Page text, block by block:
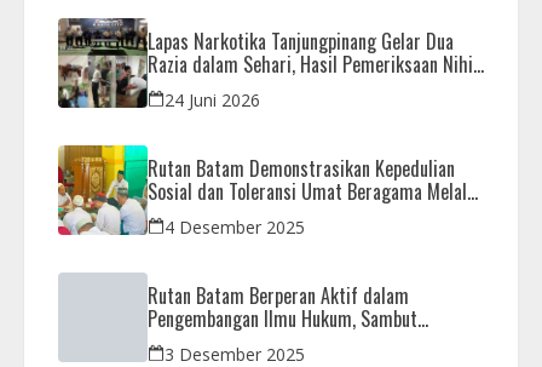
Lapas Narkotika Tanjungpinang Gelar Dua
Razia dalam Sehari, Hasil Pemeriksaan Nihil
Barang Terlarang
24 Juni 2026
Rutan Batam Demonstrasikan Kepedulian
Sosial dan Toleransi Umat Beragama Melalui
Doa Bersama Korban Bencana
4 Desember 2025
Rutan Batam Berperan Aktif dalam
Pengembangan Ilmu Hukum, Sambut
Kunjungan Observasi Mahasiswa UIB
3 Desember 2025